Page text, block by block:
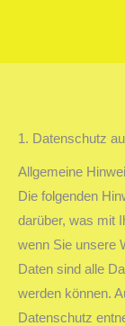
1. Datenschutz
Allgemeine
Die folgenden
darüber, was mit
wenn Sie unsere
Daten sind alle
werden können.
Datenschutz